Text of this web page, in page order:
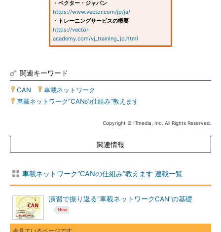
・ ベクター・ジャパン
https://www.vector.com/jp/ja/
・ トレーニングサービスの概要
https://vector-
academy.com/vj_training_jp.html
関連キーワード
CAN 車載ネットワーク
車載ネットワーク“CANの仕組み”教えます
Copyright © ITmedia, Inc. All Rights Reserved.
関連情報
車載ネットワーク“CANの仕組み”教えます 連載一覧
演習で振り返る“車載ネットワークCAN”の基礎